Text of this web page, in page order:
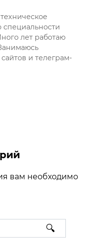
специальности
лет работаю
и телеграм-
вам необходимо